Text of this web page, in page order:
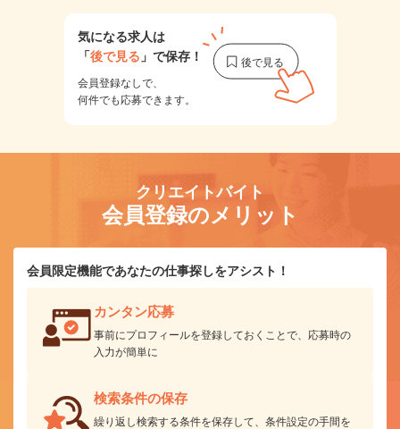
気になる求人は
「後で見る 」で保存！
会員登録なしで、
何件でも応募できます。
クリエイトバイト
会員登録のメリット
会員限定機能であなたの仕事探しをアシスト！
カンタン応募
事前にプロフィールを登録しておくことで、応募時の
入力が簡単に
検索条件の保存
繰り返し検索する条件を保存して、条件設定の手間を